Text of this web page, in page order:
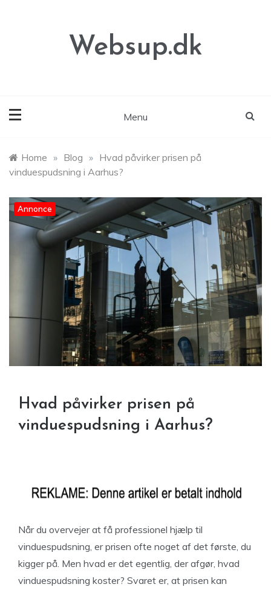
Websup.dk
Menu
Home » Blog » Hvad påvirker prisen på
vinduespudsning i Aarhus?
Annonce
Hvad påvirker prisen på
vinduespudsning i Aarhus?
Når du overvejer at få professionel hjælp til
vinduespudsning, er prisen ofte noget af det første, du
kigger på. Men hvad er det egentlig, der afgør, hvad
vinduespudsning koster? Svaret er, at prisen kan